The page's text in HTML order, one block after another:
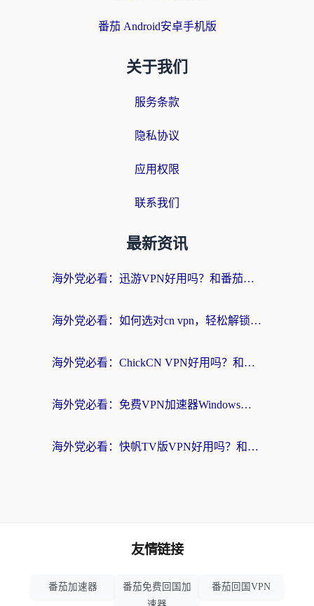
番茄 Android安卓手机版
关于我们
服务条款
隐私协议
应用权限
联系我们
最新资讯
海外党必看：迅游VPN好用吗？和番茄加速器VPN对比哪个回国效果更好？
海外党必看：如何选对cn vpn，轻松解锁国内影音游戏？
海外党必看：ChickCN VPN好用吗？和星河VPN对比哪个回国效果更好？附真实体验+避坑指南
海外党必看：免费VPN加速器Windows版怎么选？附真实测评与无缝访问国内资源指南
海外党必看：快帆TV版VPN好用吗？和hi龟龟VPN对比哪个回国效果更好？附免费加速器选择指南
友情链接
番茄加速器
番茄免费回国加
番茄回国VPN